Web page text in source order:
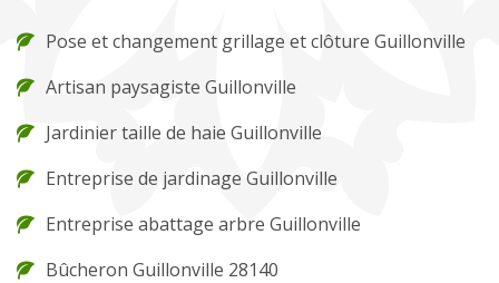
Pose et changement grillage et clôture Guillonville
Artisan paysagiste Guillonville
Jardinier taille de haie Guillonville
Entreprise de jardinage Guillonville
Entreprise abattage arbre Guillonville
Bûcheron Guillonville 28140